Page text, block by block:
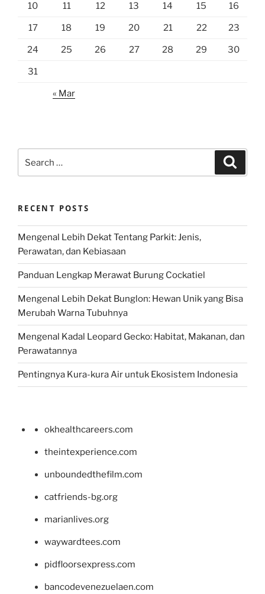
10 11 12 13 14 15 16
17 18 19 20 21 22 23
24 25 26 27 28 29 30
31
« Mar
for:
RECENT POSTS
Mengenal Lebih Dekat Tentang Parkit: Jenis,
Perawatan, dan Kebiasaan
Panduan Lengkap Merawat Burung Cockatiel
Mengenal Lebih Dekat Bunglon: Hewan Unik yang Bisa
Merubah Warna Tubuhnya
Mengenal Kadal Leopard Gecko: Habitat, Makanan, dan
Perawatannya
Pentingnya Kura-kura Air untuk Ekosistem Indonesia
okhealthcareers.com
theintexperience.com
unboundedthefilm.com
catfriends-bg.org
marianlives.org
waywardtees.com
pidfloorsexpress.com
bancodevenezuelaen.com